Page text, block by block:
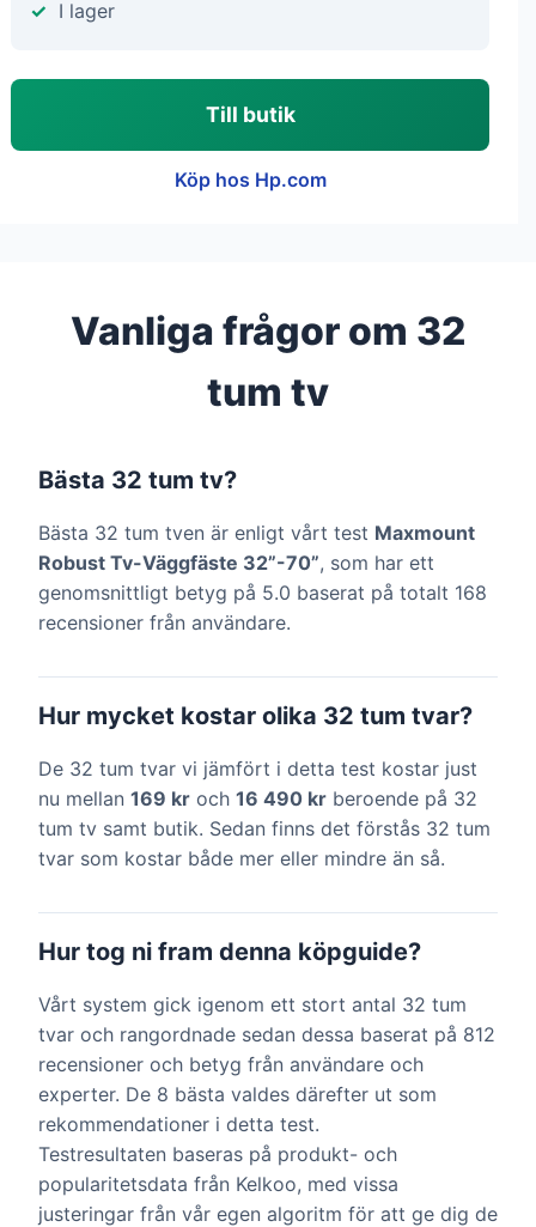
I lager
Till butik
Köp hos Hp.com
Vanliga frågor om 32
tum tv
Bästa 32 tum tv?
Bästa 32 tum tven är enligt vårt test Maxmount
Robust Tv-Väggfäste 32”-70”, som har ett
genomsnittligt betyg på 5.0 baserat på totalt 168
recensioner från användare.
Hur mycket kostar olika 32 tum tvar?
De 32 tum tvar vi jämfört i detta test kostar just
nu mellan 169 kr och 16 490 kr beroende på 32
tum tv samt butik. Sedan finns det förstås 32 tum
tvar som kostar både mer eller mindre än så.
Hur tog ni fram denna köpguide?
Vårt system gick igenom ett stort antal 32 tum
tvar och rangordnade sedan dessa baserat på 812
recensioner och betyg från användare och
experter. De 8 bästa valdes därefter ut som
rekommendationer i detta test.
Testresultaten baseras på produkt- och
popularitetsdata från Kelkoo, med vissa
justeringar från vår egen algoritm för att ge dig de